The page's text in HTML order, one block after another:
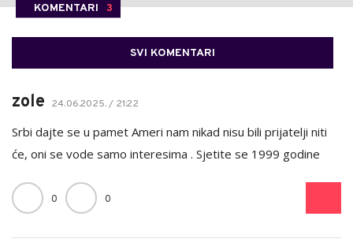
KOMENTARI 3
SVI KOMENTARI
zole 24.06.2025. / 21:22
Srbi dajte se u pamet Ameri nam nikad nisu bili prijatelji niti
će, oni se vode samo interesima . Sjetite se 1999 godine
0 0